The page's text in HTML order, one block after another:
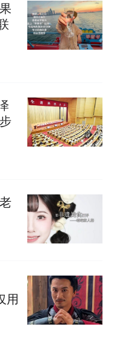
用